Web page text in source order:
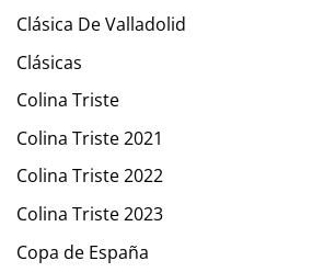
Clásica De Valladolid
Clásicas
Colina Triste
Colina Triste 2021
Colina Triste 2022
Colina Triste 2023
Copa de España